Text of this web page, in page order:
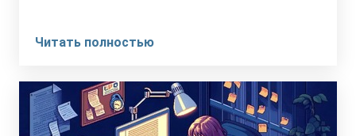
Читать полностью